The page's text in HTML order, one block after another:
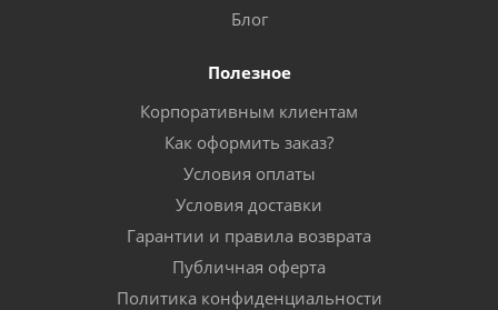
Блог
Полезное
Корпоративным клиентам
Как оформить заказ?
Условия оплаты
Условия доставки
Гарантии и правила возврата
Публичная оферта
Политика конфиденциальности